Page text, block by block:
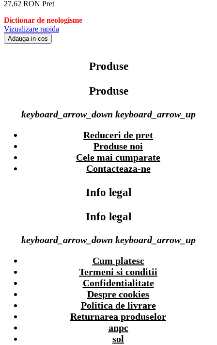
27,62 RON Pret
Dictionar de neologisme
Vizualizare rapida
Adauga in cos
Produse
Produse
keyboard_arrow_down keyboard_arrow_up
Reduceri de pret
Produse noi
Cele mai cumparate
Contacteaza-ne
Info legal
Info legal
keyboard_arrow_down keyboard_arrow_up
Cum platesc
Termeni si conditii
Confidentialitate
Despre cookies
Politica de livrare
Returnarea produselor
anpc
sol